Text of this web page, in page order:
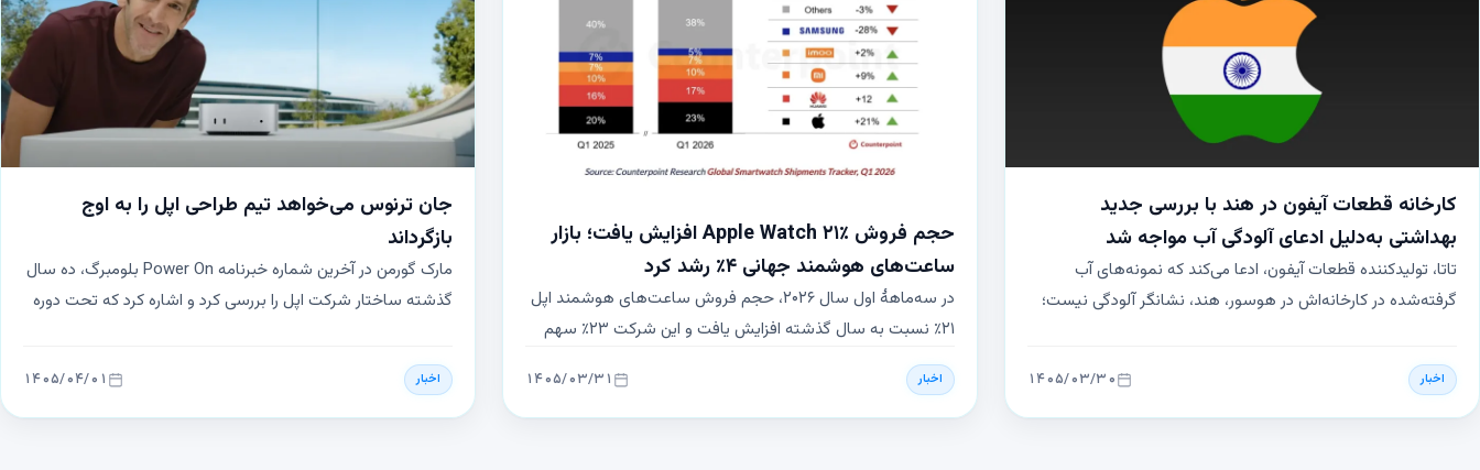
جان ترنوس می‌خواهد تیم طراحی اپل را به اوج
بازگرداند
مارک گورمن در آخرین شماره خبرنامه Power On بلومبرگ، ده سال
گذشته ساختار شرکت اپل را بررسی کرد و اشاره کرد که تحت دوره
طراحی در سطوح اجرایی کاهش یافت. گورمن بر این باور است که
جان ترنوس، مدیرعامل جدید، ممکن است این رابطه را بازنگری کرده
و اهمیت طراحی را دوباره تأیید کند.
اخبار ۱۴۰۵/۰۴/۰۱
حجم فروش Apple Watch ۲۱٪ افزایش یافت؛ بازار
ساعت‌های هوشمند جهانی ۴٪ رشد کرد
در سه‌ماههٔ اول سال ۲۰۲۶، حجم فروش ساعت‌های هوشمند اپل
۲۱٪ نسبت به سال گذشته افزایش یافت و این شرکت ۲۳٪ سهم
بازار جهانی را به خود اختصاص داد. در همین دوره، کل حجم فروش
ساعت‌های هوشمند در سطح جهان ۴٪ رشد کرد.
اخبار ۱۴۰۵/۰۳/۳۱
کارخانه قطعات آیفون در هند با بررسی جدید
بهداشتی به‌دلیل ادعای آلودگی آب مواجه شد
تاتا، تولیدکننده قطعات آیفون، ادعا می‌کند که نمونه‌های آب
گرفته‌شده در کارخانه‌اش در هوسور، هند، نشانگر آلودگی نیست؛
همچنان به بررسی احتمالی آلودگی آب می‌پردازند. این موضوع باعث
بروز نگرانی‌ها درباره تأثیرات زیست‌محیطی فعالیت کارخانه شده
است.
اخبار ۱۴۰۵/۰۳/۳۰